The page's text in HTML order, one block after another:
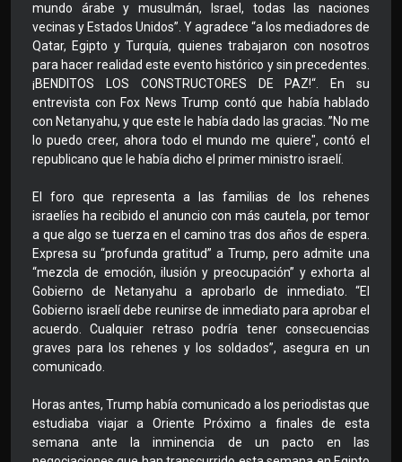
mundo árabe y musulmán, Israel, todas las naciones
vecinas y Estados Unidos”. Y agradece “a los mediadores de
Qatar, Egipto y Turquía, quienes trabajaron con nosotros
para hacer realidad este evento histórico y sin precedentes.
¡BENDITOS LOS CONSTRUCTORES DE PAZ!“. En su
entrevista con Fox News Trump contó que había hablado
con Netanyahu, y que este le había dado las gracias. ”No me
lo puedo creer, ahora todo el mundo me quiere", contó el
republicano que le había dicho el primer ministro israelí.
El foro que representa a las familias de los rehenes
israelíes ha recibido el anuncio con más cautela, por temor
a que algo se tuerza en el camino tras dos años de espera.
Expresa su “profunda gratitud” a Trump, pero admite una
“mezcla de emoción, ilusión y preocupación” y exhorta al
Gobierno de Netanyahu a aprobarlo de inmediato. “El
Gobierno israelí debe reunirse de inmediato para aprobar el
acuerdo. Cualquier retraso podría tener consecuencias
graves para los rehenes y los soldados”, asegura en un
comunicado.
Horas antes, Trump había comunicado a los periodistas que
estudiaba viajar a Oriente Próximo a finales de esta
semana ante la inminencia de un pacto en las